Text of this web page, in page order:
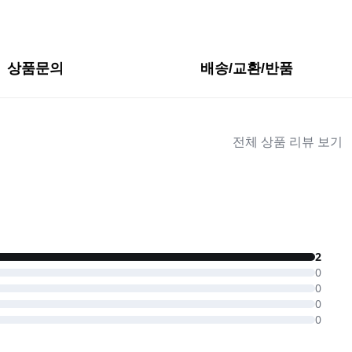
상품문의 배송/교환/반품